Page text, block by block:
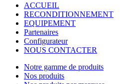
ACCUEIL
RECONDITIONNEMENT
EQUIPEMENT
Partenaires
Configurateur
NOUS CONTACTER
Notre gamme de produits
Nos produits